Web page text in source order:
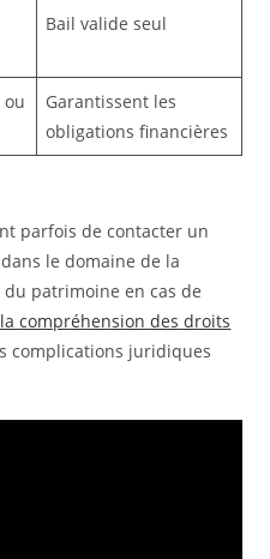
Bail valide seul
ou
Garantissent les
obligations financières
parfois de contacter un
le domaine de la
patrimoine en cas de
compréhension des droits
complications juridiques